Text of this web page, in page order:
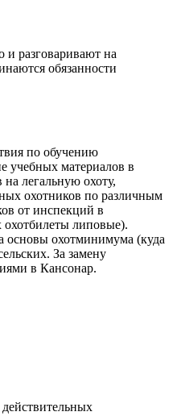
и разговаривают на
обязанности
по обучению
учебных материалов в
легальную охоту,
охотников по различным
от инспекций в
охотбилеты липовые).
основы охотминимума (куда
За замену
в Кансонар.